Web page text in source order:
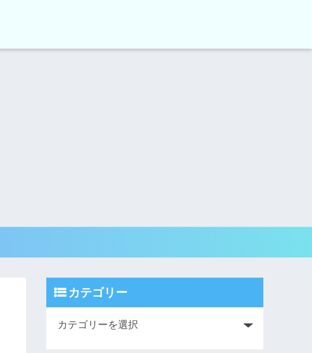
カテゴリー